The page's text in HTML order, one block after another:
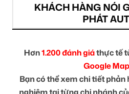
KHÁCH HÀNG NÓI
PHÁT
Hơn1.200 đánh giáthực tế
Google
Bạn có thể xem chi tiết phản